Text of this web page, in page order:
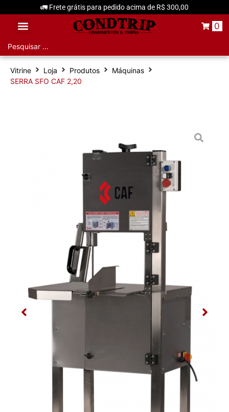
🚛 Frete grátis para pedido acima de R$ 300,00
0
Vitrine Loja Produtos
Máquinas
SERRA SFO CAF 2,20